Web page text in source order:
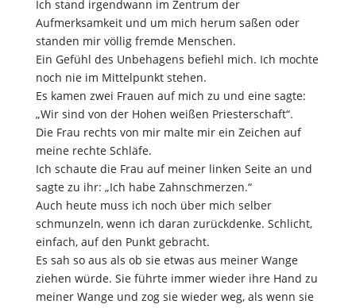
Ich stand irgendwann im Zentrum der
Aufmerksamkeit und um mich herum saßen oder
standen mir völlig fremde Menschen.
Ein Gefühl des Unbehagens befiehl mich. Ich mochte
noch nie im Mittelpunkt stehen.
Es kamen zwei Frauen auf mich zu und eine sagte:
„Wir sind von der Hohen weißen Priesterschaft“.
Die Frau rechts von mir malte mir ein Zeichen auf
meine rechte Schläfe.
Ich schaute die Frau auf meiner linken Seite an und
sagte zu ihr: „Ich habe Zahnschmerzen.“
Auch heute muss ich noch über mich selber
schmunzeln, wenn ich daran zurückdenke. Schlicht,
einfach, auf den Punkt gebracht.
Es sah so aus als ob sie etwas aus meiner Wange
ziehen würde. Sie führte immer wieder ihre Hand zu
meiner Wange und zog sie wieder weg, als wenn sie